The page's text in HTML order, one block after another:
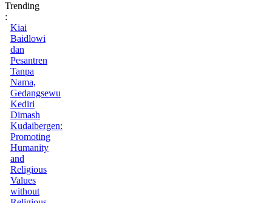
Trending
:
Kiai
Baidlowi
dan
Pesantren
Tanpa
Nama,
Gedangsewu
Kediri
Dimash
Kudaibergen:
Promoting
Humanity
and
Religious
Values
without